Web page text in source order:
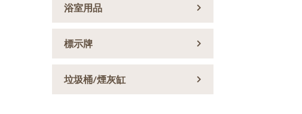
浴室用品
標示牌
垃圾桶/煙灰缸